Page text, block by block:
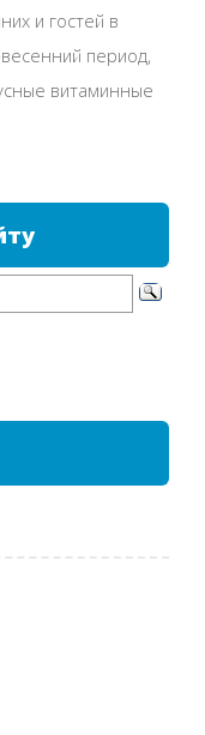
и гостей в
период,
витаминные